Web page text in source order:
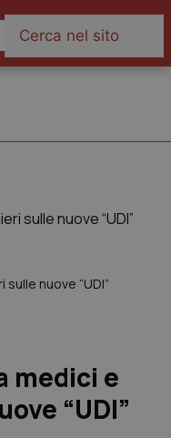
nuove “UDI”
medici e
“UDI”